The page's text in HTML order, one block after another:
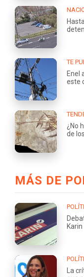
TE
Enel
este
¿No
de
MÁS DE
Karin
La